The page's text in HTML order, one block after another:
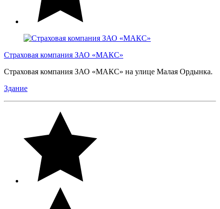
Страховая компания ЗАО «МАКС»
Страховая компания ЗАО «МАКС» на улице Малая Ордынка.
Здание